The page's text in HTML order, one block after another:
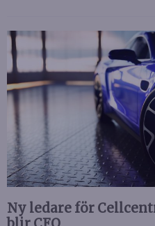
Ny ledare för